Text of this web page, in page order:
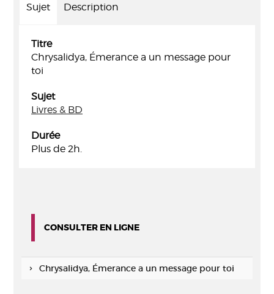
Sujet Description
Titre
Chrysalidya, Émerance a un message pour
toi
Sujet
Livres & BD
Durée
Plus de 2h.
CONSULTER EN LIGNE
Chrysalidya, Émerance a un message pour toi